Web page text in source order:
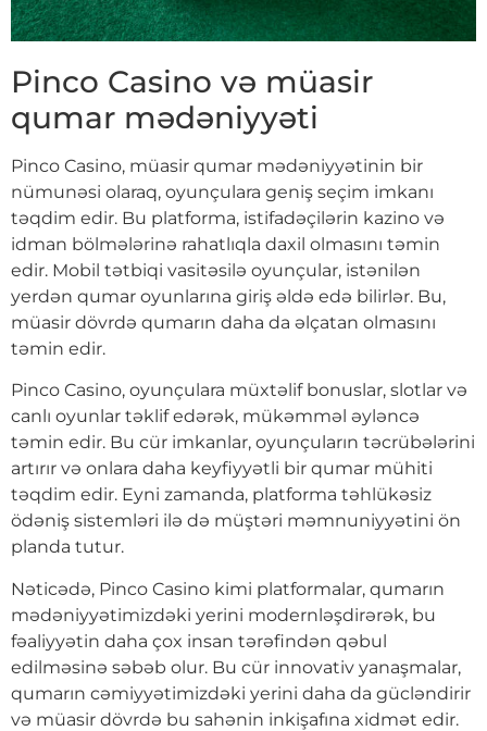
Pinco Casino və müasir
qumar mədəniyyəti
Pinco Casino, müasir qumar mədəniyyətinin bir
nümunəsi olaraq, oyunçulara geniş seçim imkanı
təqdim edir. Bu platforma, istifadəçilərin kazino və
idman bölmələrinə rahatlıqla daxil olmasını təmin
edir. Mobil tətbiqi vasitəsilə oyunçular, istənilən
yerdən qumar oyunlarına giriş əldə edə bilirlər. Bu,
müasir dövrdə qumarın daha da əlçatan olmasını
təmin edir.
Pinco Casino, oyunçulara müxtəlif bonuslar, slotlar və
canlı oyunlar təklif edərək, mükəmməl əyləncə
təmin edir. Bu cür imkanlar, oyunçuların təcrübələrini
artırır və onlara daha keyfiyyətli bir qumar mühiti
təqdim edir. Eyni zamanda, platforma təhlükəsiz
ödəniş sistemləri ilə də müştəri məmnuniyyətini ön
planda tutur.
Nəticədə, Pinco Casino kimi platformalar, qumarın
mədəniyyətimizdəki yerini modernləşdirərək, bu
fəaliyyətin daha çox insan tərəfindən qəbul
edilməsinə səbəb olur. Bu cür innovativ yanaşmalar,
qumarın cəmiyyətimizdəki yerini daha da gücləndirir
və müasir dövrdə bu sahənin inkişafına xidmət edir.